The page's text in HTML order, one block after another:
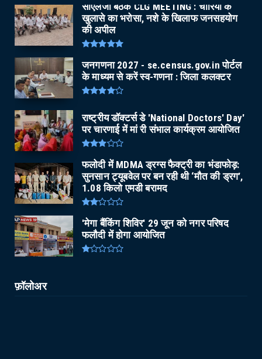
सीएलजी बैठक CLG MEETING : चोरियों के
खुलासे का भरोसा, नशे के खिलाफ जनसहयोग
की अपील
जनगणना 2027 - se.census.gov.in पोर्टल
के माध्यम से करें स्व-गणना : जिला कलक्टर
राष्ट्रीय डॉक्टर्स डे 'National Doctors' Day'
पर चारणाई में मां री संभाल कार्यक्रम आयोजित
फलोदी में MDMA ड्रग्स फैक्ट्री का भंडाफोड़:
सुनसान ट्यूबवेल पर बन रही थी ‘मौत की ड्रग’,
1.08 किलो एमडी बरामद
'मेगा बैंकिंग शिविर' 29 जून को नगर परिषद
फलौदी में होगा आयोजित
फ़ॉलोअर